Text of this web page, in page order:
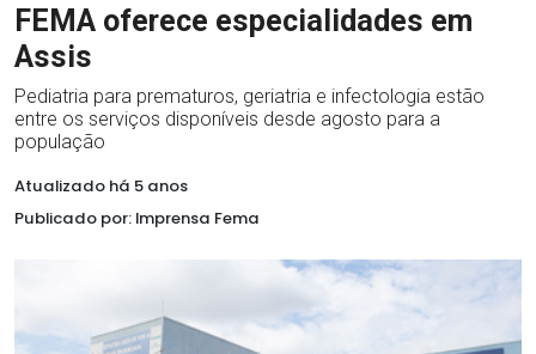
FEMA oferece especialidades em
Assis
Pediatria para prematuros, geriatria e infectologia estão
entre os serviços disponíveis desde agosto para a
população
Atualizado há 5 anos
Publicado por: Imprensa Fema